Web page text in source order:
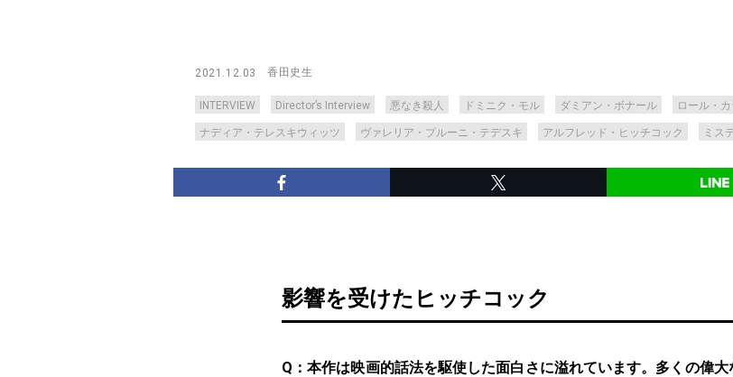
2021.12.03 香田史生
INTERVIEW Director’s Interview 悪なき殺人 ドミニク・モル ダミアン・ボナール ロール・
ナディア・テレスキウィッツ ヴァレリア・ブルーニ・テデスキ アルフレッド・ヒッチコック ミス
影響を受けたヒッチコック
Q：本作は映画的話法を駆使した面白さに溢れています。多くの偉